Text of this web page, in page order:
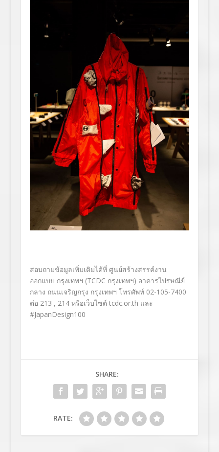
สอบถามข้อมูลเพิ่มเติมได้ที่ ศูนย์สร้างสรรค์งาน
ออกแบบ กรุงเทพฯ (TCDC กรุงเทพฯ) อาคารไปรษณีย์
กลาง ถนนเจริญกรุง กรุงเทพฯ โทรศัพท์ 02-105-7400
ต่อ 213 , 214 หรือเว็บไซต์ tcdc.or.th และ
#JapanDesign100
SHARE:
RATE: